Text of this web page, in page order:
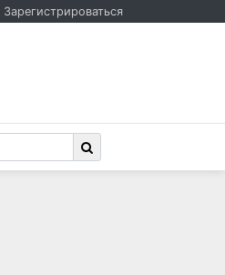
Зарегистрироваться